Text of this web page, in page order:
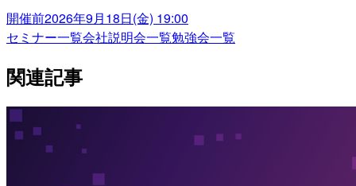
開催前2026年9月18日(金) 19:00
セミナー一覧会社説明会一覧勉強会一覧
関連記事